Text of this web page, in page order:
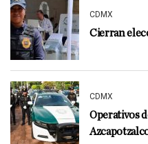
CDMX
Cierran
CDMX
Operativos